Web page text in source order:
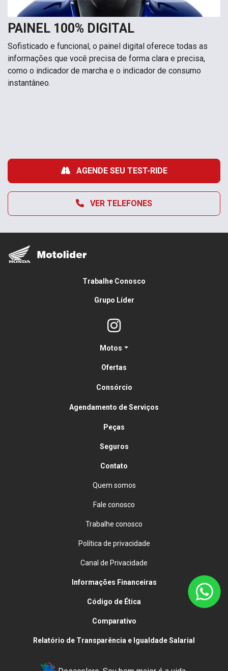
PAINEL 100% DIGITAL
Sofisticado e funcional, o painel digital oferece todas as
informações que você precisa de forma clara e precisa,
como o indicador de marcha e o indicador de consumo
instantâneo.
VER TELEFONES
AGENDE SEU TEST-RIDE
Trabalhe Conosco
Grupo Líder
Motos
Ofertas
Consórcio
Agendamento de Serviços
Peças
Seguros
Contato
Quem somos
Fale conosco
Trabalhe conosco
Política de privacidade
Canal de Privacidade
Informações Financeiras
Código de Ética
Comparativo
Relatório de Transparência e Igualdade Salarial